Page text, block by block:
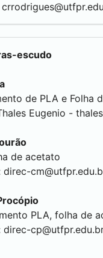
escudo
de PLA e Folha
Eugenio -
de acetato
direc-
PLA, folha de
direc-